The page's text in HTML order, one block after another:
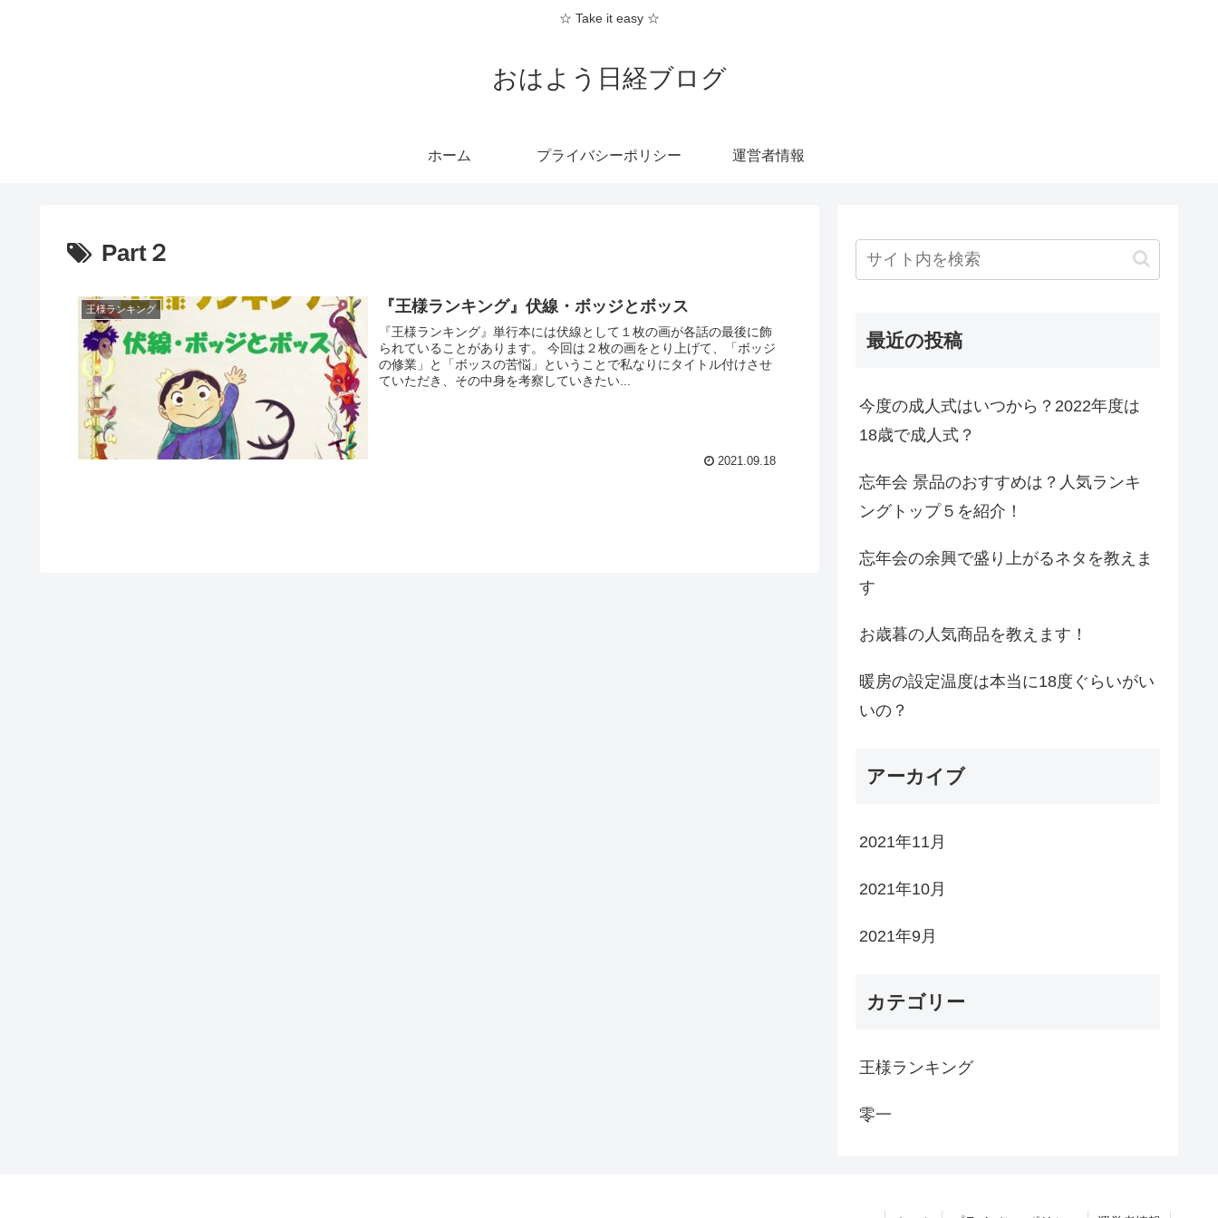
☆ Take it easy ☆
おはよう日経ブログ
ホーム プライバシーポリシー 運営者情報
Part２
王様ランキング 『王様ランキング』伏線・ボッジとボッス
『王様ランキング』単行本には伏線として１枚の画が各話の最後に飾
られていることがあります。 今回は２枚の画をとり上げて、「ボッジ
の修業」と「ボッスの苦悩」ということで私なりにタイトル付けさせ
ていただき、その中身を考察していきたい...
2021.09.18
最近の投稿
今度の成人式はいつから？2022年度は
18歳で成人式？
忘年会 景品のおすすめは？人気ランキ
ングトップ５を紹介！
忘年会の余興で盛り上がるネタを教えま
す
お歳暮の人気商品を教えます！
暖房の設定温度は本当に18度ぐらいがい
いの？
アーカイブ
2021年11月
2021年10月
2021年9月
カテゴリー
王様ランキング
零一